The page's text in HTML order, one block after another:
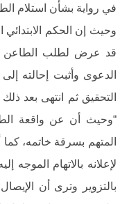
في رواية بشأن استلام
وحيث إن الحكم
قد عرض لطلب الطاعن
الدعوى وأثبت إحالته إلى
التحقيق ثم انتهى بعد
“وحيث أن عن واقعة
المتهم بسرقة خاتمه،
لإعلانه بالاتهام
بالتزوير وترى أن